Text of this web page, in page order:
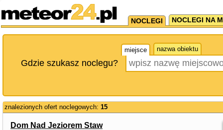
NOCLEGI NOCLEGI NA
miejsce nazwa obiektu
Gdzie szukasz noclegu?
znalezionych ofert noclegowych: 15
Dom Nad Jeziorem Staw